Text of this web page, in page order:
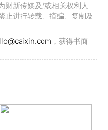
财新传媒及/或相关权利人
止进行转载、摘编、复制及
，获得书面